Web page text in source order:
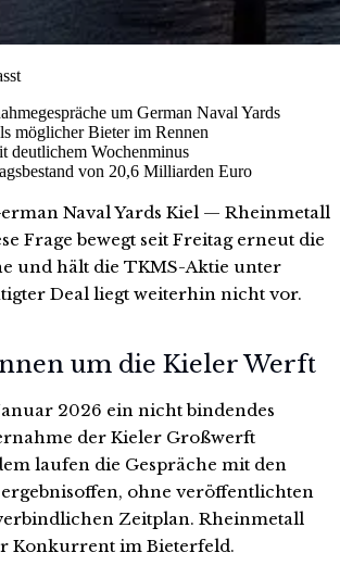
um German Naval Yards
möglicher Bieter im Rennen
deutlichem Wochenminus
von 20,6 Milliarden Euro
Naval Yards Kiel — Rheinmetall
Frage bewegt seit Freitag erneut die
und hält die TKMS-Aktie unter
Deal liegt weiterhin nicht vor.
um die Kieler Werft
2026 ein nicht bindendes
der Kieler Großwerft
laufen die Gespräche mit den
ohne veröffentlichten
Zeitplan. Rheinmetall
Konkurrent im Bieterfeld.